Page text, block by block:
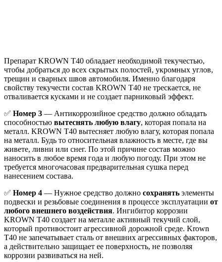
Препарат KROWN T40 обладает необходимой текучестью,
чтобы добраться до всех скрытых полостей, укромных углов,
трещин и сварных швов автомобиля. Именно благодаря
свойству текучести состав KROWN T40 не трескается, не
отваливается кусками и не создает парниковый эффект.
✅ Номер 3 — Антикоррозийное средство должно обладать
способностью вытеснять любую влагу, которая попала на
металл. KROWN T40 вытесняет любую влагу, которая попала
на металл. Будь то относительная влажность в месте, где вы
живете, ливни или снег. По этой причине состав можно
наносить в любое время года и любую погоду. При этом не
требуется многочасовая предварительная сушка перед
нанесением состава.
✅ Номер 4 — Нужное средство должно сохранять элементы
подвески и резьбовые соединения в процессе эксплуатации от
любого внешнего воздействия. Ингибитор коррозии
KROWN T40 создает на металле активный текучий слой,
который противостоит агрессивной дорожной среде. Krown
T40 не запечатывает сталь от внешних агрессивных факторов,
а действительно защищает ее поверхность, не позволяя
коррозии развиваться на ней.